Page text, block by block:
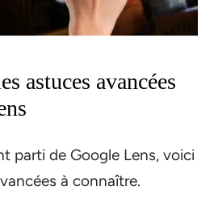
astuces avancées
parti de Google Lens, voici
à connaître.